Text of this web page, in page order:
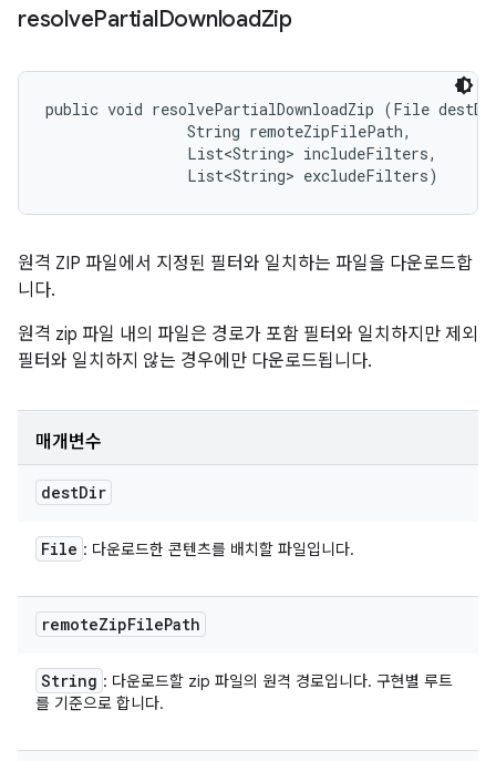
resolvePartialDownloadZip
public void resolvePartialDownloadZip (File
                String remoteZipFilePath,
                List<String> includeFilters,
                List<String> excludeFilters)
원격 ZIP 파일에서 지정된 필터와 일치하는 파일을 다운로드합
니다.
원격 zip 파일 내의 파일은 경로가 포함 필터와 일치하지만 제외
필터와 일치하지 않는 경우에만 다운로드됩니다.
매개변수
destDir
File : 다운로드한 콘텐츠를 배치할 파일입니다.
remoteZipFilePath
String : 다운로드할 zip 파일의 원격 경로입니다. 구현별 루트
를 기준으로 합니다.